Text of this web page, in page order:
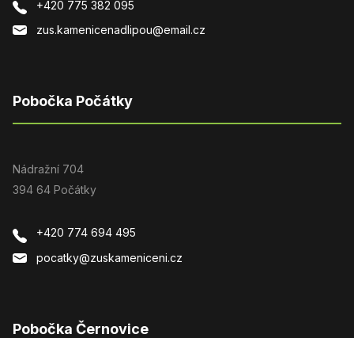
+420 775 382 095
zus.kamenicenadlipou@email.cz
Pobočka Počátky
Nádražní 704
394 64 Počátky
+420 774 694 495
pocatky@zuskameniceni.cz
Pobočka Černovice